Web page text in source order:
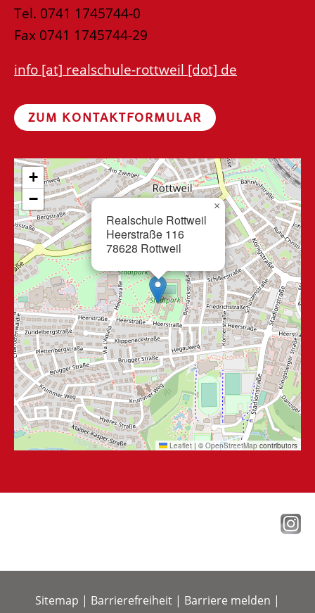
Tel. 0741 1745744-0
Fax 0741 1745744-29
info [at] realschule-rottweil [dot] de
ZUM KONTAKTFORMULAR
Realschule Rottweil
Heerstraße 116
78628 Rottweil
×
+
−
Leaflet | ©OpenStreetMap contributors
Sitemap | Barrierefreiheit | Barriere melden |